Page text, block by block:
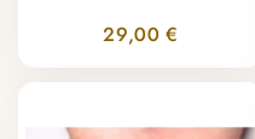
29,00 €